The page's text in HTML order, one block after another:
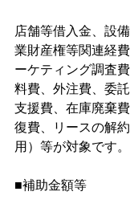
店舗等借入金、設
業財産権等関連経
ーケティング調査
料費、外注費、委
支援費、在庫廃棄
復費、リースの解
用）等が対象です。
■補助金額等